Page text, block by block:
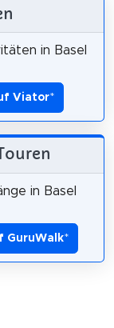
in Basel
Viator*
in Basel
GuruWalk*